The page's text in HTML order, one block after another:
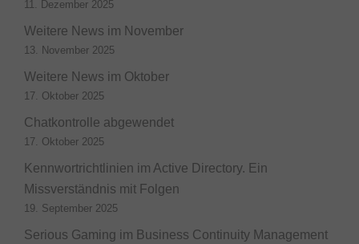
11. Dezember 2025
Weitere News im November
13. November 2025
Weitere News im Oktober
17. Oktober 2025
Chatkontrolle abgewendet
17. Oktober 2025
Kennwortrichtlinien im Active Directory. Ein
Missverständnis mit Folgen
19. September 2025
Serious Gaming im Business Continuity Management